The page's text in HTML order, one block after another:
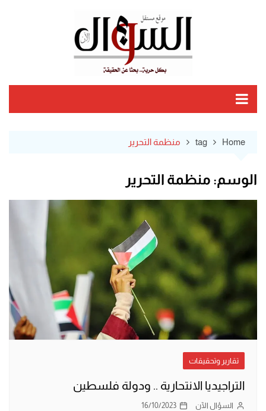
Home
tag منظمة التحرير
الوسم: منظمة التحرير
تقارير وتحقيقات
التراجيديا الانتحارية .. ودولة فلسطين
السؤال الآن 16/10/2023